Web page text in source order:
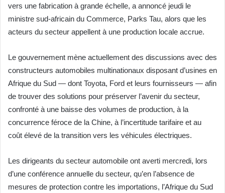
vers une fabrication à grande échelle, a annoncé jeudi le
ministre sud-africain du Commerce, Parks Tau, alors que les
acteurs du secteur appellent à une production locale accrue.
Le gouvernement mène actuellement des discussions avec des
constructeurs automobiles multinationaux disposant d’usines en
Afrique du Sud — dont Toyota, Ford et leurs fournisseurs — afin
de trouver des solutions pour préserver l’avenir du secteur,
confronté à une baisse des volumes de production, à la
concurrence féroce de la Chine, à l’incertitude tarifaire et au
coût élevé de la transition vers les véhicules électriques.
Les dirigeants du secteur automobile ont averti mercredi, lors
d’une conférence annuelle du secteur, qu’en l’absence de
mesures de protection contre les importations, l’Afrique du Sud